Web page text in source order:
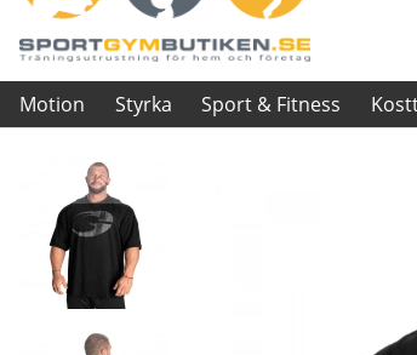
Motion Styrka Sport & Fitness
Produktbilder Pump Cover Iron Tee, black/grey